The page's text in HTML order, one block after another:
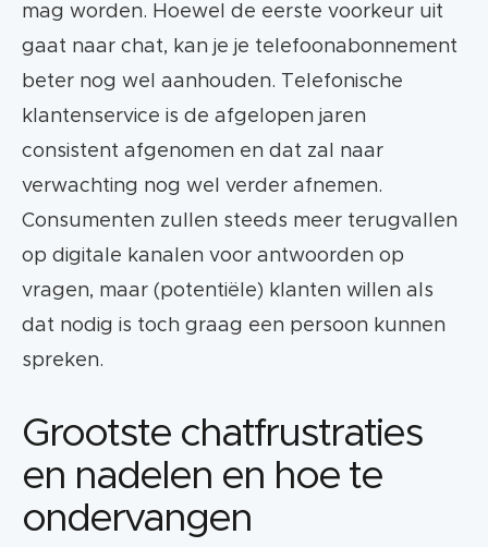
mag worden. Hoewel de eerste voorkeur uit
gaat naar chat, kan je je telefoonabonnement
beter nog wel aanhouden. Telefonische
klantenservice is de afgelopen jaren
consistent afgenomen en dat zal naar
verwachting nog wel verder afnemen.
Consumenten zullen steeds meer terugvallen
op digitale kanalen voor antwoorden op
vragen, maar (potentiële) klanten willen als
dat nodig is toch graag een persoon kunnen
spreken.
Grootste chatfrustraties
en nadelen en hoe te
ondervangen